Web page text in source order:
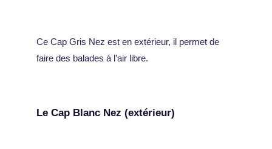
Ce Cap Gris Nez est en extérieur, il permet de
faire des balades à l’air libre.
Le Cap Blanc Nez (extérieur)